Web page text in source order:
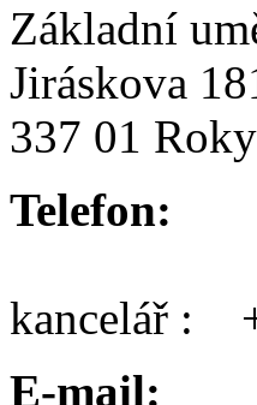
Základní
Jiráskova
337 01
Telefon:
kancelář :
E-mail: